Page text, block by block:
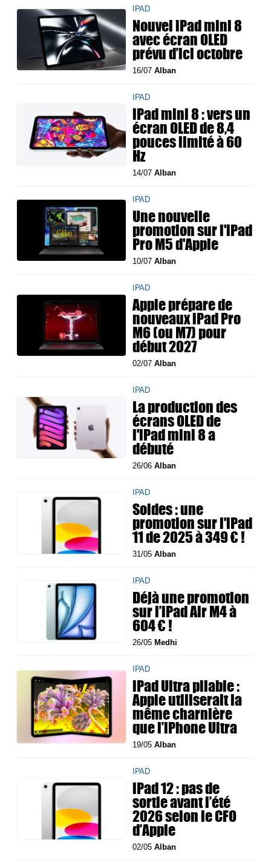
IPAD
Nouvel iPad mini 8
avec écran OLED
prévu d’ici octobre
16/07Alban
IPAD
iPad mini 8 : vers un
écran OLED de 8,4
pouces limité à 60
Hz
14/07Alban
IPAD
Une nouvelle
promotion sur l'iPad
Pro M5 d'Apple
10/07Alban
IPAD
Apple prépare de
nouveaux iPad Pro
M6 (ou M7) pour
début 2027
02/07Alban
IPAD
La production des
écrans OLED de
l'iPad mini 8 a
débuté
26/06Alban
IPAD
Soldes : une
promotion sur l'iPad
11 de 2025 à 349 € !
31/05Alban
IPAD
Déjà une promotion
sur l’iPad Air M4 à
604 € !
26/05Medhi
IPAD
iPad Ultra pliable :
Apple utiliserait la
même charnière
que l’iPhone Ultra
19/05Alban
IPAD
iPad 12 : pas de
sortie avant l’été
2026 selon le CFO
d’Apple
02/05Alban